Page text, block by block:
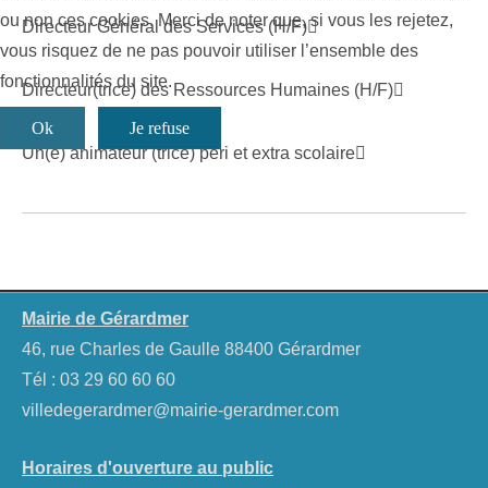
Directeur Général des Services (H/F)
Directeur(trice) des Ressources Humaines (H/F)
Un(e) animateur (trice) péri et extra scolaire
Mairie de Gérardmer
46, rue Charles de Gaulle 88400 Gérardmer
Tél : 03 29 60 60 60
villedegerardmer@mairie-gerardmer.com
Horaires d'ouverture au public
ou non ces cookies. Merci de noter que, si vous les rejetez,
vous risquez de ne pas pouvoir utiliser l’ensemble des
fonctionnalités du site.
Ok Je refuse